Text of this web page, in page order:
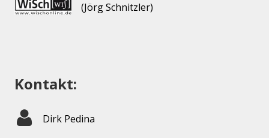
(Jörg Schnitzler)
Kontakt:
Dirk Pedina